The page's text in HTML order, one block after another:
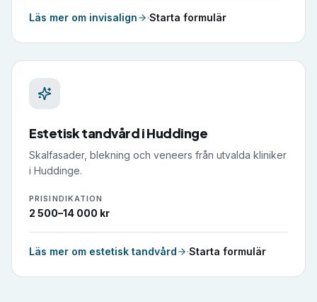
Läs mer om invisalign ·Starta formulär
Estetisk tandvårdiHuddinge
Skalfasader, blekning och veneers från utvalda kliniker
i Huddinge.
PRISINDIKATION
2 500–14 000 kr
Läs mer om estetisk tandvård ·Starta formulär